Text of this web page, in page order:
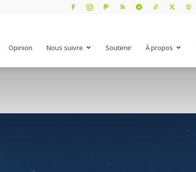
Opinion Nous suivre Soutenir À propos